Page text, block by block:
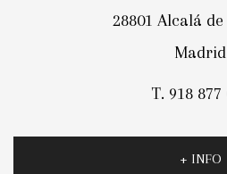
28801 Alcalá
Madrid
T. 918 877
+ INFO